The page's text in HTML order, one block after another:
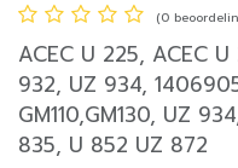
(0
ACEC U 225, ACEC
932, UZ 934,
GM110,GM130, UZ
835, U 852 UZ 872